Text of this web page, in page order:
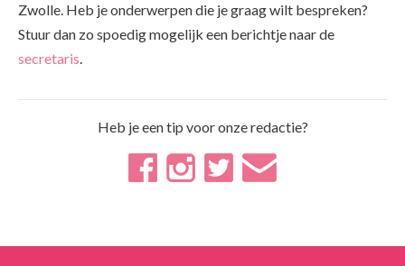
Zwolle. Heb je onderwerpen die je graag wilt bespreken?
Stuur dan zo spoedig mogelijk een berichtje naar de
secretaris.
Heb je een tip voor onze redactie?